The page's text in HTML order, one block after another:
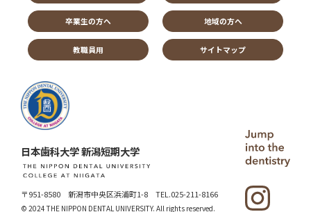
卒業生の方へ 地域の方へ
教職員用 サイトマップ
日本歯科大学 新潟短期大学
〒951-8580 新潟市中央区浜浦町1-8 TEL.025-211-8166
© 2024 THE NIPPON DENTAL UNIVERSITY. All rights reserved.